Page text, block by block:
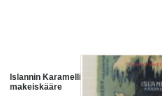
Islannin Karamelli - Karl Fazer -
makeiskääre